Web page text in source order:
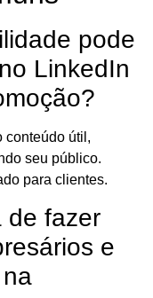
pode
LinkedIn
conteúdo útil,
seu público.
para clientes.
de fazer
e